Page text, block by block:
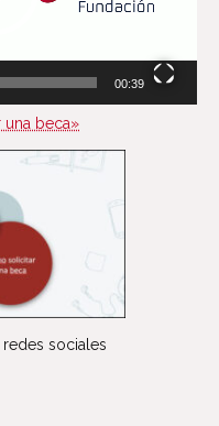
00:39
beca»
redes sociales